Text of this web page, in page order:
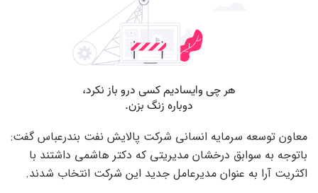
معاون توسعه سرمایه انسانی شرکت پالایش نفت بندرعباس گفت:
باتوجه به سوابق درخشان مدیریتی که دکتر هاشمی داشتند با
اکثریت آرا به عنوان مدیرعامل جدید این شرکت انتخاب شدند.